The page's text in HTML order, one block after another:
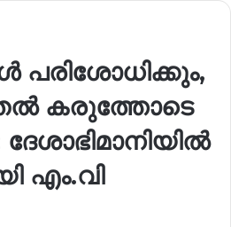
പരിശോധിക്കും,
കരുത്തോടെ
ദേശാഭിമാനിയിൽ
എം.വി